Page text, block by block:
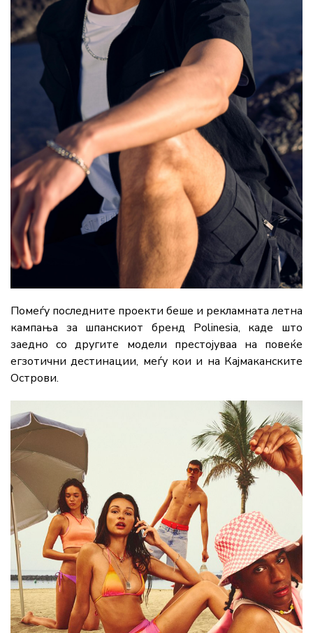
Помеѓу последните проекти беше и рекламната летна
кампања за шпанскиот бренд Polinesia, каде што
заедно со другите модели престојуваа на повеќе
егзотични дестинации, меѓу кои и на Кајмаканските
Острови.